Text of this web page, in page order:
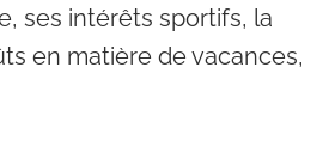
ses intérêts sportifs, la
en matière de vacances,